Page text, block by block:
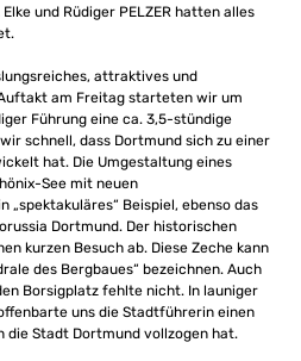
und Rüdiger PELZER hatten alles
attraktives und
am Freitag starteten wir um
Führung eine ca. 3,5-stündige
schnell, dass Dortmund sich zu einer
hat. Die Umgestaltung eines
See mit neuen
„spektakuläres“ Beispiel, ebenso das
Dortmund. Der historischen
kurzen Besuch ab. Diese Zeche kann
des Bergbaues“ bezeichnen. Auch
Borsigplatz fehlte nicht. In launiger
uns die Stadtführerin einen
die Stadt Dortmund vollzogen hat.